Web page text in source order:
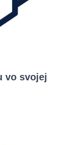
vo svojej